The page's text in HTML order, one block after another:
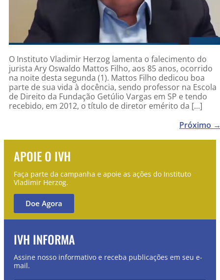
O Instituto Vladimir Herzog lamenta o falecimento do
jurista Ary Oswaldo Mattos Filho, aos 85 anos, ocorrido
na noite desta segunda (1). Mattos Filho dedicou boa
parte de sua vida à docência, sendo professor na Escola
de Direito da Fundação Getúlio Vargas em SP e tendo
recebido, em 2012, o título de diretor emérito da […]
Próximo
APOIE O IVH
Faça parte da campanha e apoie as ações do Instituto
Vladimir Herzog.
Doe Agora
IVH INFORMA
Assine nosso informativo e receba publicações em seu e-
mail.